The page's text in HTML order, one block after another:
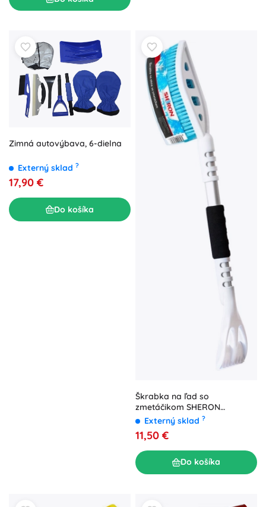
Zimná autovýbava, 6-dielna
Externý sklad ?
17,90 €
Do košíka
Škrabka na ľad so
zmetáčikom SHERON
biela/modrá
Externý sklad ?
11,50 €
Do košíka